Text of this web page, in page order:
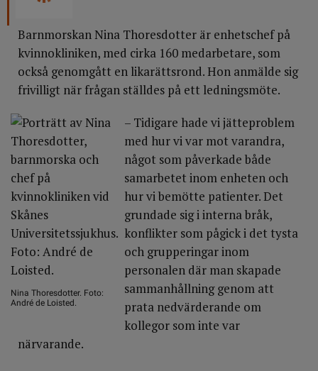
Barnmorskan Nina Thoresdotter är enhetschef på
kvinnokliniken, med cirka 160 medarbetare, som
också genomgått en likarättsrond. Hon anmälde sig
frivilligt när frågan ställdes på ett ledningsmöte.
Nina Thoresdotter. Foto:
André de Loisted.
– Tidigare hade vi jätteproblem
med hur vi var mot varandra,
något som påverkade både
samarbetet inom enheten och
hur vi bemötte patienter. Det
grundade sig i interna bråk,
konflikter som pågick i det tysta
och grupperingar inom
personalen där man skapade
sammanhållning genom att
prata nedvärderande om
kollegor som inte var
närvarande.